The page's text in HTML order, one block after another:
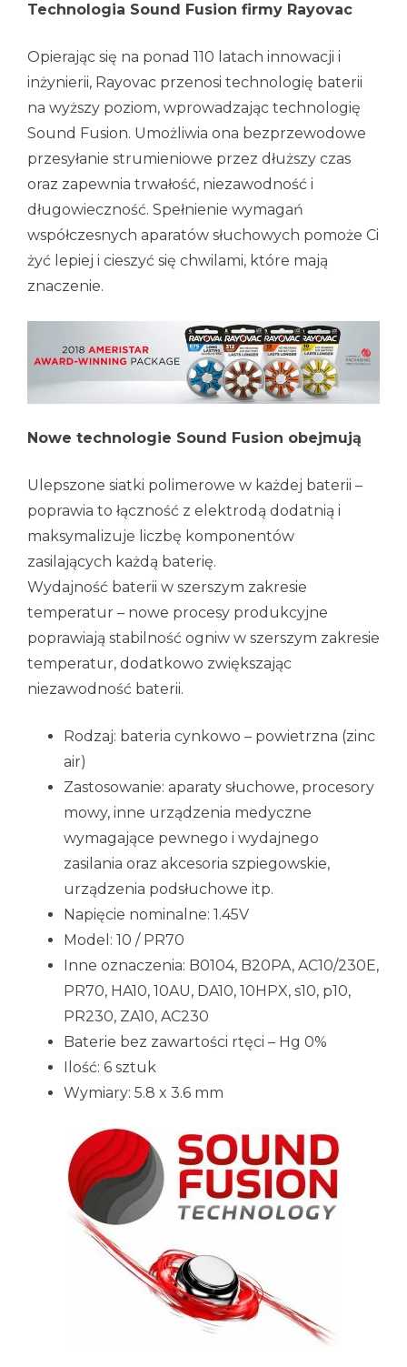
Technologia Sound Fusion firmy Rayovac
Opierając się na ponad 110 latach innowacji i
inżynierii, Rayovac przenosi technologię baterii
na wyższy poziom, wprowadzając technologię
Sound Fusion. Umożliwia ona bezprzewodowe
przesyłanie strumieniowe przez dłuższy czas
oraz zapewnia trwałość, niezawodność i
długowieczność. Spełnienie wymagań
współczesnych aparatów słuchowych pomoże Ci
żyć lepiej i cieszyć się chwilami, które mają
znaczenie.
Nowe technologie Sound Fusion obejmują
Ulepszone siatki polimerowe w każdej baterii –
poprawia to łączność z elektrodą dodatnią i
maksymalizuje liczbę komponentów
zasilających każdą baterię.
Wydajność baterii w szerszym zakresie
temperatur – nowe procesy produkcyjne
poprawiają stabilność ogniw w szerszym zakresie
temperatur, dodatkowo zwiększając
niezawodność baterii.
Rodzaj: bateria cynkowo – powietrzna (zinc
air)
Zastosowanie: aparaty słuchowe, procesory
mowy, inne urządzenia medyczne
wymagające pewnego i wydajnego
zasilania oraz akcesoria szpiegowskie,
urządzenia podsłuchowe itp.
Napięcie nominalne: 1.45V
Model: 10 / PR70
Inne oznaczenia: B0104, B20PA, AC10/230E,
PR70, HA10, 10AU, DA10, 10HPX, s10, p10,
PR230, ZA10, AC230
Baterie bez zawartości rtęci – Hg 0%
Ilość: 6 sztuk
Wymiary: 5.8 x 3.6 mm